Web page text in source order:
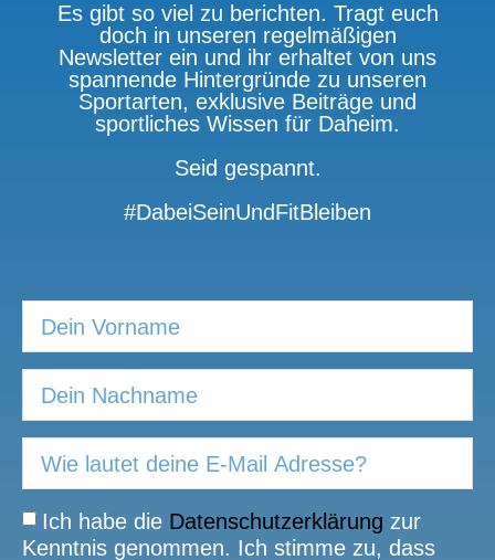
Es gibt so viel zu berichten. Tragt euch
doch in unseren regelmäßigen
Newsletter ein und ihr erhaltet von uns
spannende Hintergründe zu unseren
Sportarten, exklusive Beiträge und
sportliches Wissen für Daheim.
Seid gespannt.
#DabeiSeinUndFitBleiben
Ich habe die Datenschutzerklärung zur
Kenntnis genommen. Ich stimme zu, dass